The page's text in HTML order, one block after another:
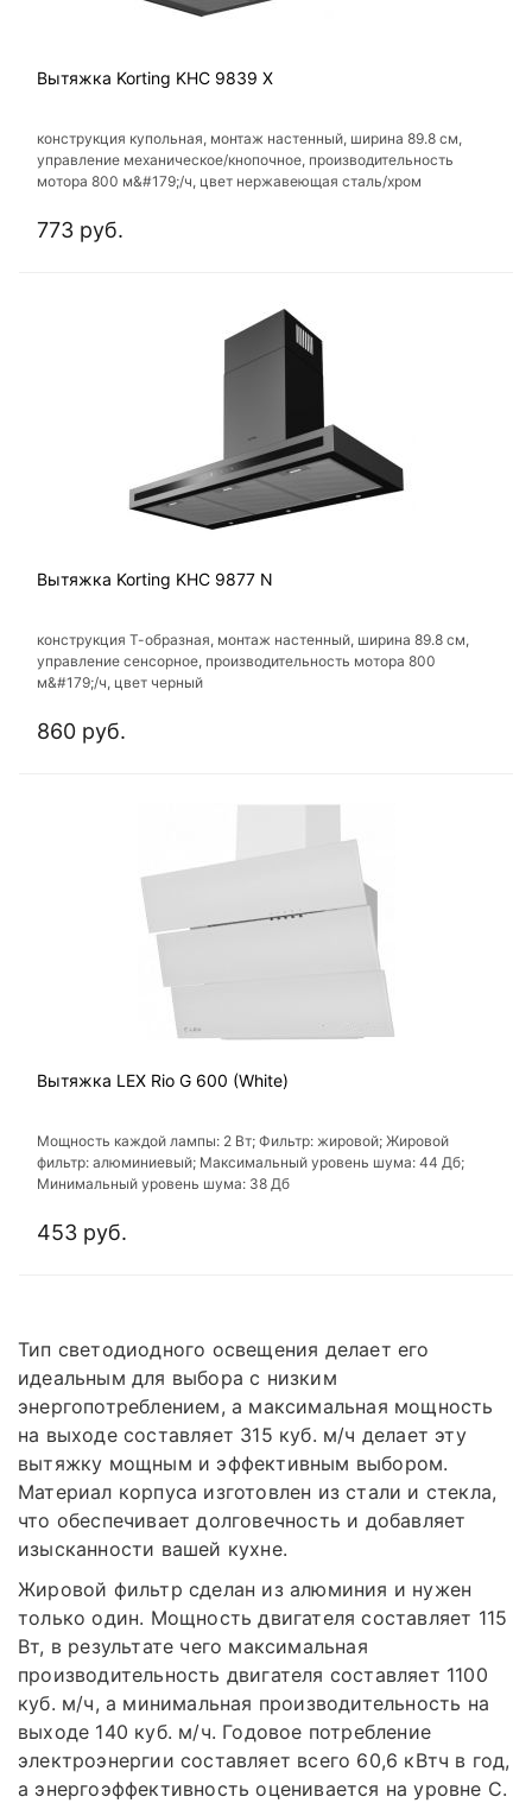
Вытяжка Korting KHC 9839 X
конструкция купольная, монтаж настенный, ширина 89.8 см,
управление механическое/кнопочное, производительность
мотора 800 м&#179;/ч, цвет нержавеющая сталь/хром
773 руб.
Вытяжка Korting KHC 9877 N
конструкция Т-образная, монтаж настенный, ширина 89.8 см,
управление сенсорное, производительность мотора 800
м&#179;/ч, цвет черный
860 руб.
Вытяжка LEX Rio G 600 (White)
Мощность каждой лампы: 2 Вт; Фильтр: жировой; Жировой
фильтр: алюминиевый; Максимальный уровень шума: 44 Дб;
Минимальный уровень шума: 38 Дб
453 руб.
Тип светодиодного освещения делает его
идеальным для выбора с низким
энергопотреблением, а максимальная мощность
на выходе составляет 315 куб. м/ч делает эту
вытяжку мощным и эффективным выбором.
Материал корпуса изготовлен из стали и стекла,
что обеспечивает долговечность и добавляет
изысканности вашей кухне.
Жировой фильтр сделан из алюминия и нужен
только один. Мощность двигателя составляет 115
Вт, в результате чего максимальная
производительность двигателя составляет 1100
куб. м/ч, а минимальная производительность на
выходе 140 куб. м/ч. Годовое потребление
электроэнергии составляет всего 60,6 кВтч в год,
а энергоэффективность оценивается на уровне C.